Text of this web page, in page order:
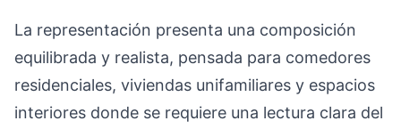
La representación presenta una composición
equilibrada y realista, pensada para comedores
residenciales, viviendas unifamiliares y espacios
interiores donde se requiere una lectura clara del